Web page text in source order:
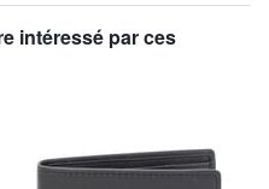
intéressé par ces